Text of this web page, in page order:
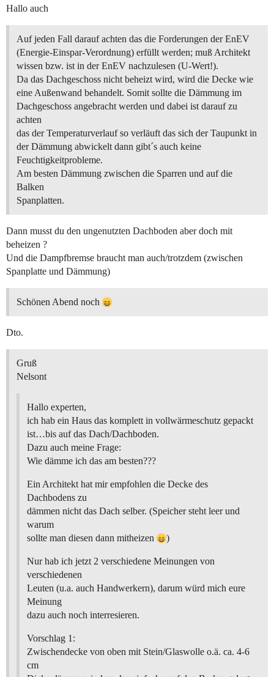
Hallo auch
Auf jeden Fall darauf achten das die Forderungen der EnEV
(Energie-Einspar-Verordnung) erfüllt werden; muß Architekt
wissen bzw. ist in der EnEV nachzulesen (U-Wert!).
Da das Dachgeschoss nicht beheizt wird, wird die Decke wie
eine Außenwand behandelt. Somit sollte die Dämmung im
Dachgeschoss angebracht werden und dabei ist darauf zu
achten
das der Temperaturverlauf so verläuft das sich der Taupunkt in
der Dämmung abwickelt dann gibt´s auch keine
Feuchtigkeitprobleme.
Am besten Dämmung zwischen die Sparren und auf die
Balken
Spanplatten.
Dann musst du den ungenutzten Dachboden aber doch mit
beheizen ?
Und die Dampfbremse braucht man auch/trotzdem (zwischen
Spanplatte und Dämmung)
Schönen Abend noch
Dto.
Gruß
Nelsont
Hallo experten,
ich hab ein Haus das komplett in vollwärmeschutz gepackt
ist…bis auf das Dach/Dachboden.
Dazu auch meine Frage:
Wie dämme ich das am besten???
Ein Architekt hat mir empfohlen die Decke des
Dachbodens zu
dämmen nicht das Dach selber. (Speicher steht leer und
warum
sollte man diesen dann mitheizen
)
Nur hab ich jetzt 2 verschiedene Meinungen von
verschiedenen
Leuten (u.a. auch Handwerkern), darum würd mich eure
Meinung
dazu auch noch interresieren.
Vorschlag 1:
Zwischendecke von oben mit Stein/Glaswolle o.ä. ca. 4-6
cm